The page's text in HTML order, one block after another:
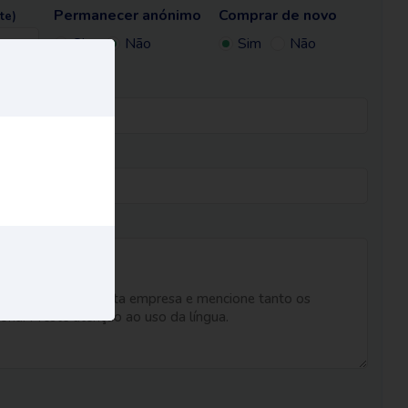
Permanecer anónimo
Sim
Não
Comprar de novo
Sim
Não